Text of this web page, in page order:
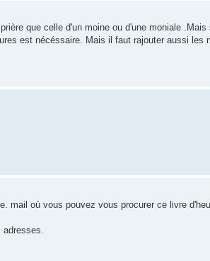
que celle d'un moine ou d'une moniale
est nécéssaire. Mais il faut rajouter aussi les
mail où vous pouvez vous procurer ce livre
adresses.